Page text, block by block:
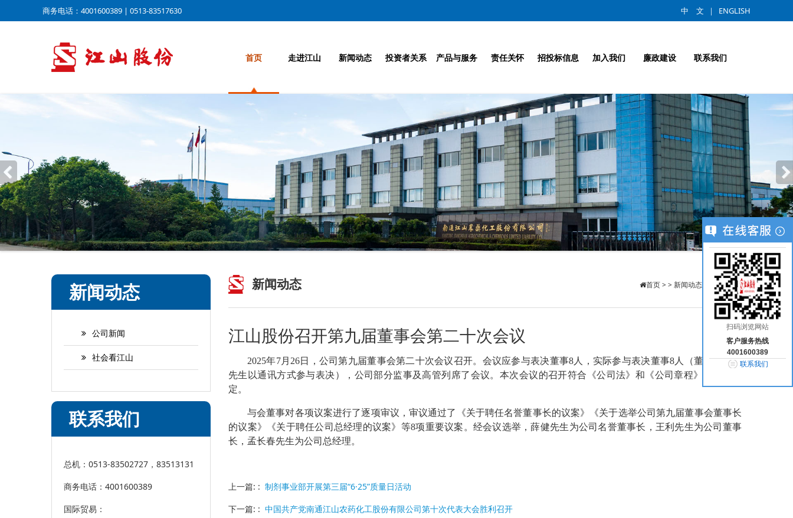
商务电话：4001600389 | 0513-83517630 中 文 ｜ ENGLISH
首页 走进江山 新闻动态 投资者关系 产品与服务 责任关怀 招投标信息 加入我们 廉政建设 联系我们
新闻动态
公司新闻
社会看江山
联系我们
总机：0513-83502727，83513131
商务电话：4001600389
国际贸易：
新闻动态 首页> >新闻动态 公司新闻
江山股份召开第九届董事会第二十次会议
2025年7月26日，公司第九届董事会第二十次会议召开。会议应参与表决董事8人，实际参与表决董事8人（董事顾建国
先生以通讯方式参与表决），公司部分监事及高管列席了会议。本次会议的召开符合《公司法》和《公司章程》的有关规
定。
与会董事对各项议案进行了逐项审议，审议通过了《关于聘任名誉董事长的议案》《关于选举公司第九届董事会董事长
的议案》《关于聘任公司总经理的议案》等8项重要议案。经会议选举，薛健先生为公司名誉董事长，王利先生为公司董事
长，孟长春先生为公司总经理。
上一篇: : 制剂事业部开展第三届“6·25”质量日活动
下一篇: : 中国共产党南通江山农药化工股份有限公司第十次代表大会胜利召开
扫码浏览网站
客户服务热线
4001600389
联系我们